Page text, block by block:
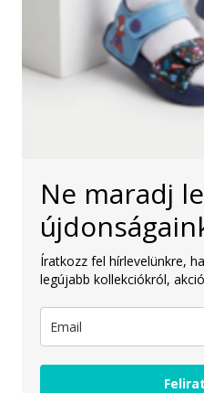
Ne maradj le
Íratkozz fel hírlevelünkre,
legújabb kollekciókról,